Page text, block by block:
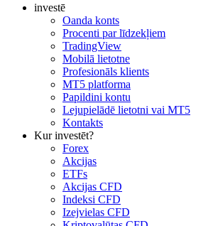
investē
Oanda konts
Procenti par līdzekļiem
TradingView
Mobilā lietotne
Profesionāls klients
MT5 platforma
Papildini kontu
Lejupielādē lietotni vai MT5
Kontakts
Kur investēt?
Forex
Akcijas
ETFs
Akcijas CFD
Indeksi CFD
Izejvielas CFD